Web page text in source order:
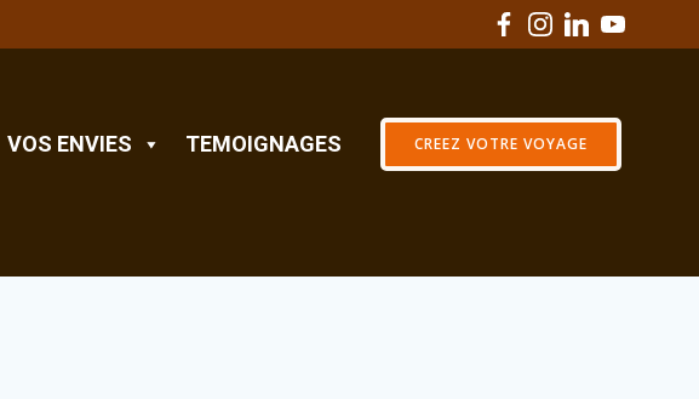
VOS ENVIES TEMOIGNAGES CREEZ VOTRE VOYAGE